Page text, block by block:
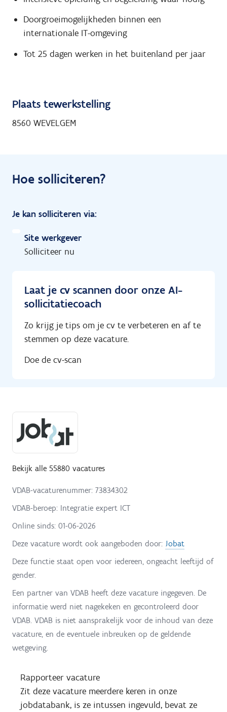
Doorgroeimogelijkheden binnen een
internationale IT-omgeving
Tot 25 dagen werken in het buitenland per jaar
Plaats tewerkstelling
8560 WEVELGEM
Hoe solliciteren?
Je kan solliciteren via:
Site werkgever
Solliciteer nu
Laat je cv scannen door onze AI-
sollicitatiecoach
Zo krijg je tips om je cv te verbeteren en af te
stemmen op deze vacature.
Doe de cv-scan
Bekijk alle 55880 vacatures
VDAB-vacaturenummer: 73834302
VDAB-beroep: Integratie expert ICT
Online sinds: 01-06-2026
Deze vacature wordt ook aangeboden door: Jobat
Deze functie staat open voor iedereen, ongeacht leeftijd of
gender.
Een partner van VDAB heeft deze vacature ingegeven. De
informatie werd niet nagekeken en gecontroleerd door
VDAB. VDAB is niet aansprakelijk voor de inhoud van deze
vacature, en de eventuele inbreuken op de geldende
wetgeving.
Rapporteer vacature
Zit deze vacature meerdere keren in onze
jobdatabank, is ze intussen ingevuld, bevat ze